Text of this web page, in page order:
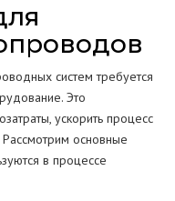
систем требуется
Это
ускорить процесс
основные
в процессе